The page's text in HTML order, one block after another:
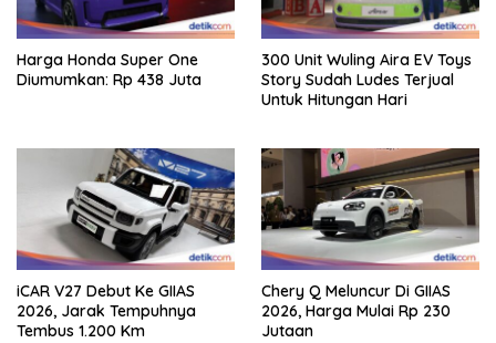
Harga Honda Super One
Diumumkan: Rp 438 Juta
300 Unit Wuling Aira EV Toys
Story Sudah Ludes Terjual
Untuk Hitungan Hari
iCAR V27 Debut Ke GIIAS
2026, Jarak Tempuhnya
Tembus 1.200 Km
Chery Q Meluncur Di GIIAS
2026, Harga Mulai Rp 230
Jutaan